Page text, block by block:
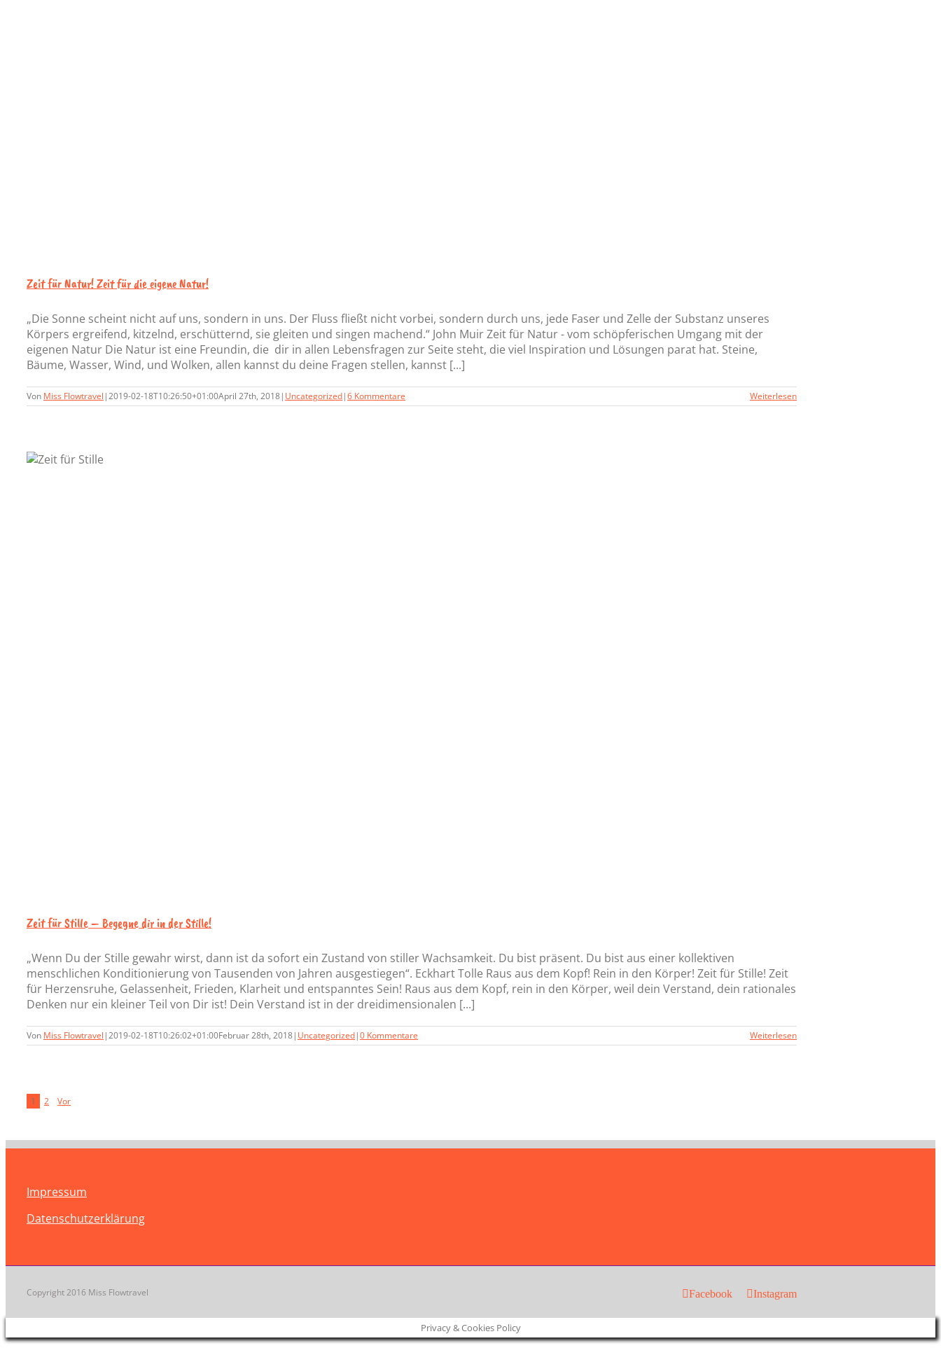
Zeit für Natur! Zeit für die eigene Natur!
„Die Sonne scheint nicht auf uns, sondern in uns. Der Fluss fließt nicht vorbei, sondern durch uns, jede Faser und Zelle der Substanz unseres
Körpers ergreifend, kitzelnd, erschütternd, sie gleiten und singen machend.“ John Muir Zeit für Natur - vom schöpferischen Umgang mit der
eigenen Natur Die Natur ist eine Freundin, die dir in allen Lebensfragen zur Seite steht, die viel Inspiration und Lösungen parat hat. Steine,
Bäume, Wasser, Wind, und Wolken, allen kannst du deine Fragen stellen, kannst [...]
Von Miss Flowtravel |2019-02-18T10:26:50+01:00April 27th, 2018| Uncategorized|6 Kommentare Weiterlesen
Zeit für Stille – Begegne dir in der Stille!
„Wenn Du der Stille gewahr wirst, dann ist da sofort ein Zustand von stiller Wachsamkeit. Du bist präsent. Du bist aus einer kollektiven
menschlichen Konditionierung von Tausenden von Jahren ausgestiegen“. Eckhart Tolle Raus aus dem Kopf! Rein in den Körper! Zeit für Stille! Zeit
für Herzensruhe, Gelassenheit, Frieden, Klarheit und entspanntes Sein! Raus aus dem Kopf, rein in den Körper, weil dein Verstand, dein rationales
Denken nur ein kleiner Teil von Dir ist! Dein Verstand ist in der dreidimensionalen [...]
Von Miss Flowtravel |2019-02-18T10:26:02+01:00Februar 28th, 2018| Uncategorized|0 Kommentare Weiterlesen
1 2 Vor
Impressum
Datenschutzerklärung
Copyright 2016 Miss Flowtravel Facebook Instagram
Privacy & Cookies Policy